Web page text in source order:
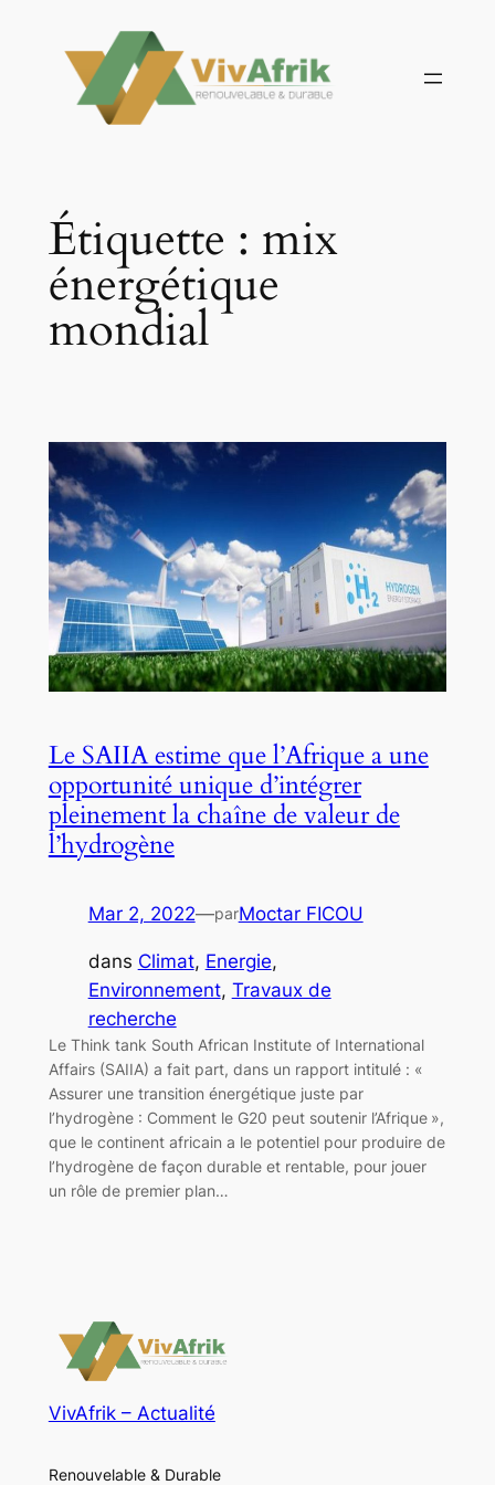
contenu
Étiquette : mix
énergétique
mondial
Le SAIIA estime que l’Afrique a une
opportunité unique d’intégrer
pleinement la chaîne de valeur de
l’hydrogène
Mar 2, 2022—parMoctar FICOU
dans Climat, Energie
Environnement, Travaux de
recherche
Le Think tank South African Institute of International
Affairs (SAIIA) a fait part, dans un rapport intitulé : «
Assurer une transition énergétique juste par
l’hydrogène : Comment le G20 peut soutenir l’Afrique »,
que le continent africain a le potentiel pour produire de
l’hydrogène de façon durable et rentable, pour jouer
un rôle de premier plan…
VivAfrik – Actualité
Renouvelable & Durable